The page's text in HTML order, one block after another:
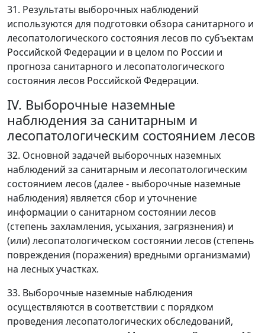
31. Результаты выборочных наблюдений
используются для подготовки обзора санитарного и
лесопатологического состояния лесов по субъектам
Российской Федерации и в целом по России и
прогноза санитарного и лесопатологического
состояния лесов Российской Федерации.
IV. Выборочные наземные
наблюдения за санитарным и
лесопатологическим состоянием лесов
32. Основной задачей выборочных наземных
наблюдений за санитарным и лесопатологическим
состоянием лесов (далее - выборочные наземные
наблюдения) является сбор и уточнение
информации о санитарном состоянии лесов
(степень захламления, усыхания, загрязнения) и
(или) лесопатологическом состоянии лесов (степень
повреждения (поражения) вредными организмами)
на лесных участках.
33. Выборочные наземные наблюдения
осуществляются в соответствии с порядком
проведения лесопатологических обследований,